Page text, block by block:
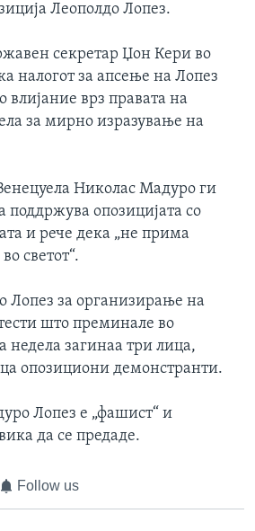
Леополдо Лопез.
секретар Џон Кери во
налогот за апсење на Лопез
влијание врз правата на
за мирно изразување на
Николас Мадуро ги
поддржува опозицијата со
и рече дека „не прима
светот“.
Лопез за организирање на
што преминале во
загинаа три лица,
опозициони демонстранти.
Лопез е „фашист“ и
да се предаде.
Follow us